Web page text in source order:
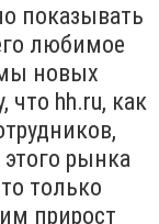
показывать
любимое
новых
что hh.ru, как
рынка
только
прирост